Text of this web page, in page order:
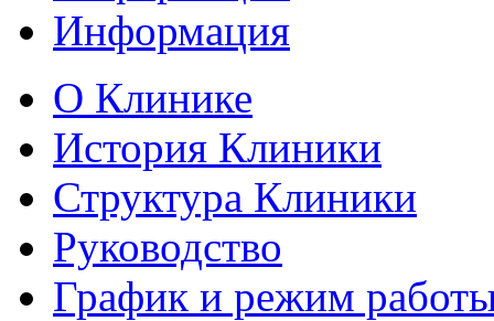
Информация
О Клинике
История Клиники
Структура Клиники
Руководство
График и режим